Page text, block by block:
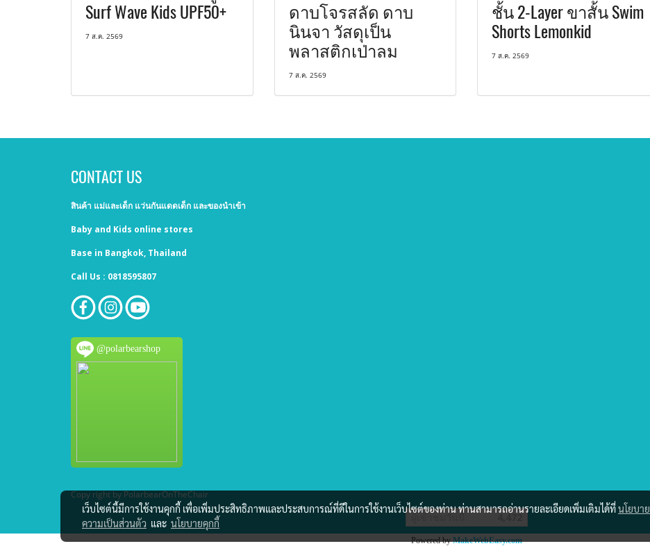
Surf Wave Kids UPF50+
7 ส.ค. 2569
ดาบโจรสลัด ดาบ
นินจา วัสดุเป็น
พลาสติกเป่าลม
7 ส.ค. 2569
ชั้น 2-Layer ขาสั้น Swim
Shorts Lemonkid
7 ส.ค. 2569
CONTACT US
สินค้า แม่และเด็ก แว่นกันแดดเด็ก และของนำเข้า
Baby and Kids online stores
Base in Bangkok, Thailand
Call Us : 0818595807
@polarbearshop
Copy right by PolarbearOnTheChair
ผู้เข้าชมวันนี้ 4,472
Powered byMakeWebEasy.com
เว็บไซต์นี้มีการใช้งานคุกกี้ เพื่อเพิ่มประสิทธิภาพและประสบการณ์ที่ดีในการใช้งานเว็บไซต์ของท่าน ท่านสามารถอ่านรายละเอียดเพิ่มเติมได้ที่นโยบาย
ความเป็นส่วนตัว และ นโยบายคุกกี้